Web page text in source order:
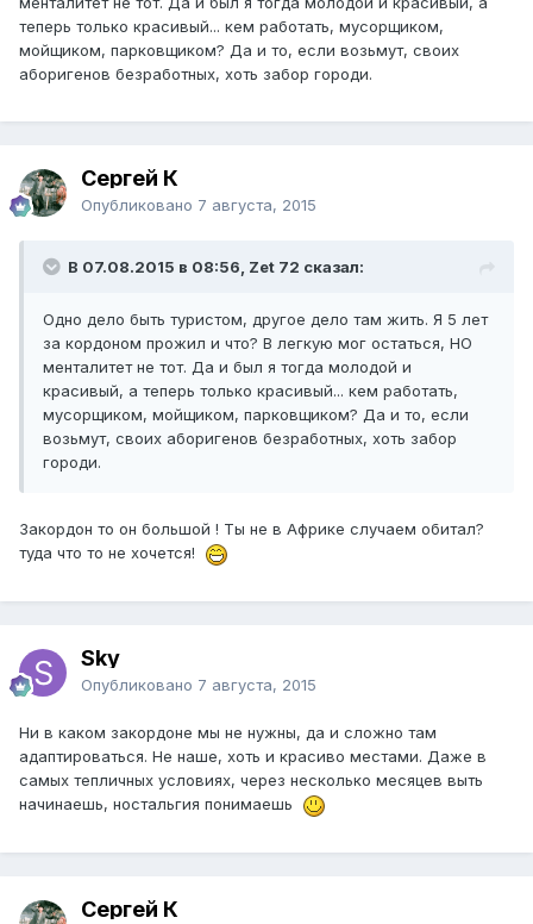
теперь только красивый... кем работать, мусорщиком,
мойщиком, парковщиком? Да и то, если возьмут, своих
аборигенов безработных, хоть забор городи.
Сергей К
Опубликовано 7 августа, 2015
В 07.08.2015 в 08:56, Zet 72 сказал:
Одно дело быть туристом, другое дело там жить. Я 5 лет
за кордоном прожил и что? В легкую мог остаться, НО
менталитет не тот. Да и был я тогда молодой и
красивый, а теперь только красивый... кем работать,
мусорщиком, мойщиком, парковщиком? Да и то, если
возьмут, своих аборигенов безработных, хоть забор
городи.
Закордон то он большой ! Ты не в Африке случаем обитал?
туда что то не хочется!
Sky
Опубликовано 7 августа, 2015
Ни в каком закордоне мы не нужны, да и сложно там
адаптироваться. Не наше, хоть и красиво местами. Даже в
самых тепличных условиях, через несколько месяцев выть
начинаешь, ностальгия понимаешь
Сергей К